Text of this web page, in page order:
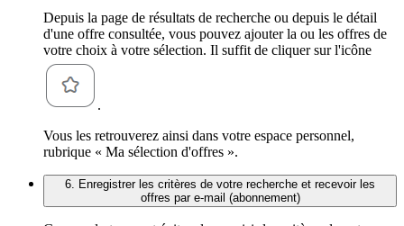
Depuis la page de résultats de recherche ou depuis le détail
d'une offre consultée, vous pouvez ajouter la ou les offres de
votre choix à votre sélection. Il suffit de cliquer sur l'icône
.
Vous les retrouverez ainsi dans votre espace personnel,
rubrique « Ma sélection d'offres ».
6. Enregistrer les critères de votre recherche et recevoir les
offres par e-mail (abonnement)